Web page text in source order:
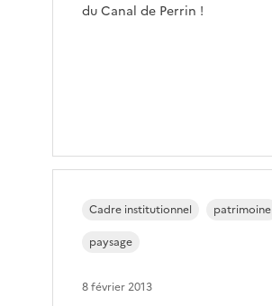
du Canal de Perrin !
Cadre institutionnel
patrimoine
paysage
8 février 2013